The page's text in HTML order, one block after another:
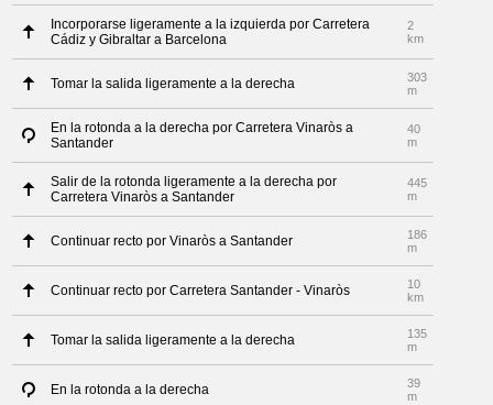
Incorporarse ligeramente a la izquierda por Carretera
Cádiz y Gibraltar a Barcelona
2
km
Tomar la salida ligeramente a la derecha
303
m
En la rotonda a la derecha por Carretera Vinaròs a
Santander
40
m
Salir de la rotonda ligeramente a la derecha por
Carretera Vinaròs a Santander
445
m
Continuar recto por Vinaròs a Santander
186
m
Continuar recto por Carretera Santander - Vinaròs
10
km
Tomar la salida ligeramente a la derecha
135
m
En la rotonda a la derecha
39
m